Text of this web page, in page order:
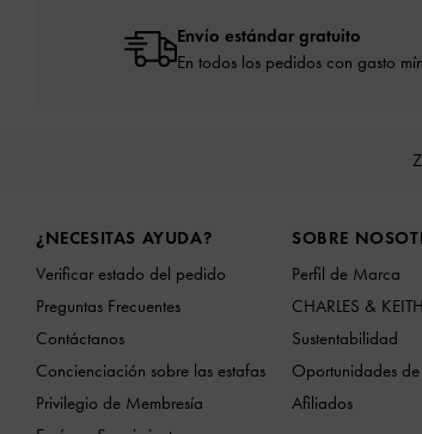
Envío estándar gratuito
En todos los pedidos con gasto
¿NECESITAS AYUDA?
Verificar estado del pedido
Preguntas Frecuentes
Contáctanos
Concienciación sobre las estafas
Privilegio de Membresía
SOBRE
Perfil de Marca
CHARLES &
Sustentabilidad
Oportunidades
Afiliados